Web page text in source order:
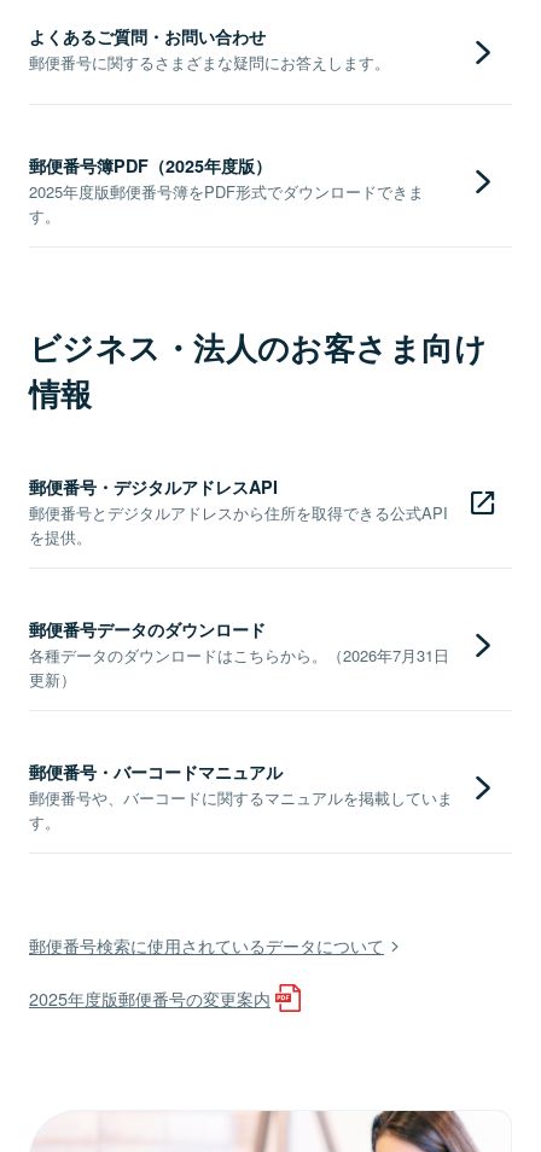
よくあるご質問・お問い合わせ
郵便番号に関するさまざまな疑問にお答えします。
郵便番号簿PDF（2025年度版）
2025年度版郵便番号簿をPDF形式でダウンロードできま
す。
ビジネス・法人のお客さま向け
情報
郵便番号・デジタルアドレスAPI
郵便番号とデジタルアドレスから住所を取得できる公式API
を提供。
郵便番号データのダウンロード
各種データのダウンロードはこちらから。（2026年7月31日
更新）
郵便番号・バーコードマニュアル
郵便番号や、バーコードに関するマニュアルを掲載していま
す。
郵便番号検索に使用されているデータについて
2025年度版郵便番号の変更案内